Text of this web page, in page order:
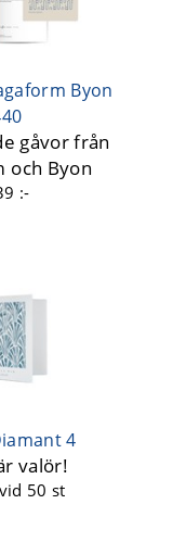
Byon
gåvor från
och Byon
:-
4
valör!
vid 50 st